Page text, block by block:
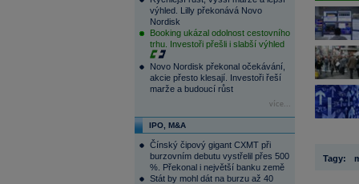
výhled. Lilly překonává Novo
Nordisk
Booking ukázal odolnost cestovního
trhu. Investoři přešli i slabší výhled
Novo Nordisk překonal očekávání,
akcie přesto klesají. Investoři řeší
marže a budoucí růst
více...
IPO, M&A
Čínský čipový gigant CXMT při
burzovním debutu vystřelil přes 500
%. Překonal i největší banku země
Stát by mohl dát na burzu až 40
Tagy: